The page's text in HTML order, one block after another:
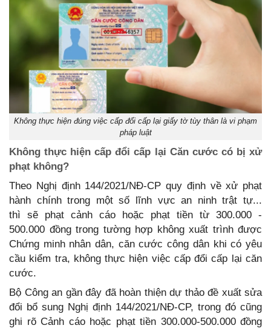
Không thực hiện đúng việc cấp đổi cấp lại giấy tờ tùy thân là vi phạm
pháp luật
Không thực hiện cấp đổi cấp lại Căn cước có bị xử
phạt không?
Theo Nghị định 144/2021/NĐ-CP quy định về xử phạt
hành chính trong một số lĩnh vực an ninh trật tự...
thì sẽ phạt cảnh cáo hoặc phạt tiền từ 300.000 -
500.000 đồng trong tường hợp không xuất trình được
Chứng minh nhân dân, căn cước công dân khi có yêu
cầu kiểm tra, không thực hiện việc cấp đổi cấp lại căn
cước.
Bộ Công an gần đây đã hoàn thiện dự thảo đề xuất sửa
đổi bổ sung Nghị định 144/2021/NĐ-CP, trong đó cũng
ghi rõ Cảnh cáo hoặc phạt tiền 300.000-500.000 đồng